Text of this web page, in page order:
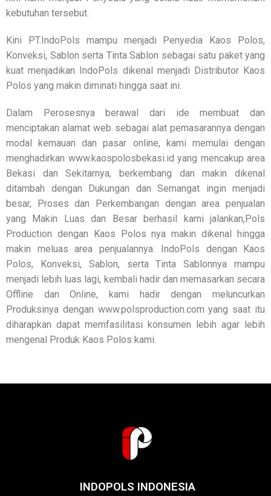
kebutuhan tersebut.
Kini PT.IndoPols mampu menjadi Penyedia Kaos Polos,
Konveksi, Sablon serta Tinta Sablon sebagai satu paket yang
kuat menjadikan IndoPols dikenal menjadi Distributor Kaos
Polos yang makin diminati hingga saat ini.
Dalam Perosesnya berawal dari ide membuat dan
menciptakan alamat web sebagai alat pemasarannya dengan
modal kemauan dan pasar online, kami memulai dengan
menghadirkan www.kaospolosbekasi.id yang mencakup area
Bekasi dan Sekitarnya, berkembang dan makin dikenal
ditambah dengan Dukungan dan Semangat ingin menjadi
besar, Proses dan Perkembangan dengan area penjualan
yang Makin Luas dan Besar berhasil kami jalankan,Pols
Production dengan Kaos Polos nya makin dikenal hingga
makin meluas area penjualannya. IndoPols dengan Kaos
Polos, Konveksi, Sablon, serta Tinta Sablonnya mampu
menjadi lebih luas lagi, kembali hadir dan memasarkan secara
Offline dan Online, kami hadir dengan meluncurkan
Produksinya dengan www.polsproduction.com yang saat itu
diharapkan dapat memfasilitasi konsumen lebih agar lebih
mengenal Produk Kaos Polos kami.
INDOPOLS INDONESIA